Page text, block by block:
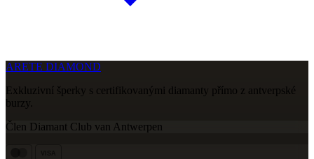
ARETE DIAMOND
Exkluzivní šperky s certifikovanými diamanty přímo z antverpské
burzy.
Člen Diamant Club van Antwerpen